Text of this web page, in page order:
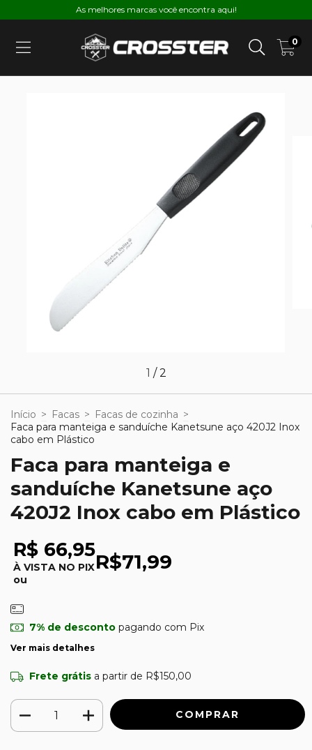
As melhores marcas você encontra aqui!
0
1 /2
Início > Facas > Facas de cozinha >
Faca para manteiga e sanduíche Kanetsune aço 420J2 Inox
cabo em Plástico
Faca para manteiga e
sanduíche Kanetsune aço
420J2 Inox cabo em Plástico
R$ 66,95
À VISTA NO PIX
ou
R$71,99
7% de descontopagando com Pix
Ver mais detalhes
Frete grátis a partir de R$150,00